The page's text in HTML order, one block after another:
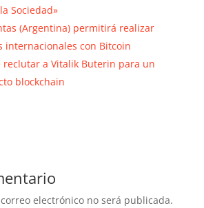
Sociedad»
(Argentina) permitirá realizar
internacionales con Bitcoin
reclutar a Vitalik Buterin para un
blockchain
electrónico no será publicada.